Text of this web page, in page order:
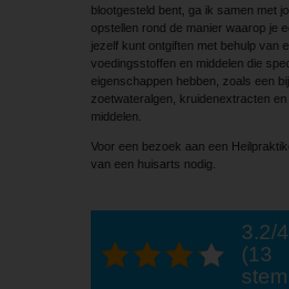
blootgesteld bent, ga ik samen met
opstellen rond de manier waarop je
jezelf kunt ontgiften met behulp van
voedingsstoffen en middelen die
eigenschappen hebben, zoals een
zoetwateralgen, kruidenextracten
middelen.
Voor een bezoek aan een
van een huisarts nodig.
3.2/
(13